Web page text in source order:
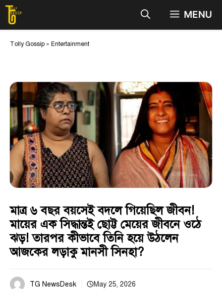
Skip
content
MENU
Tolly Gossip » Entertainment
মাত্র ৬ বছর বয়সেই বদলে গিয়েছিল জীবন!
মায়ের এক সিদ্ধান্তই ছোট্ট মেয়ের জীবনে ওঠে
ঝড়! তারপর কীভাবে তিনি হয়ে উঠলেন
আজকের লড়াকু মানসী সিনহা?
TG NewsDesk May 25, 2026